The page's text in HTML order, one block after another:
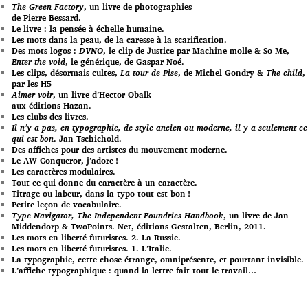
The Green Factory, un livre de photographies
de Pierre Bessard.
Le livre : la pensée à échelle humaine.
Les mots dans la peau, de la caresse à la scarification.
Des mots logos :DVNO, le clip de Justice par Machine molle & So Me,
Enter the void, le générique, de Gaspar Noé.
Les clips, désormais cultes,La tour de Pise, de Michel Gondry & The child,
par les H5
Aimer voir, un livre d’Hector Obalk
aux éditions Hazan.
Les clubs des livres.
Il n’y a pas, en typographie, de style ancien ou moderne, il y a seulement ce
qui est bon. Jan Tschichold.
Des affiches pour des artistes du mouvement moderne.
Le AW Conqueror, j’adore !
Les caractères modulaires.
Tout ce qui donne du caractère à un caractère.
Titrage ou labeur, dans la typo tout est bon !
Petite leçon de vocabulaire.
Type Navigator, The Independent Foundries Handbook, un livre de Jan
Middendorp & TwoPoints. Net, éditions Gestalten, Berlin, 2011.
Les mots en liberté futuristes. 2. La Russie.
Les mots en liberté futuristes. 1. L’Italie.
La typographie, cette chose étrange, omniprésente, et pourtant invisible.
L’affiche typographique : quand la lettre fait tout le travail…